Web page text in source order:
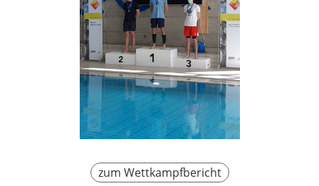
zum Wettkampfbericht